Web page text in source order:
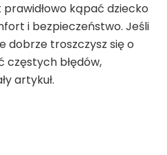
kąpać dziecko
i bezpieczeństwo. Jeśli
dobrze troszczysz się o
częstych błędów,
artykuł.